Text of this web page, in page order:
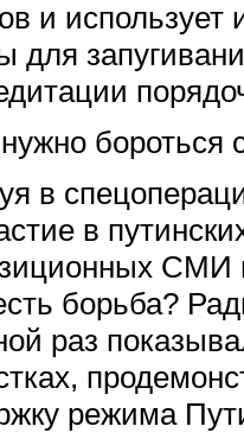
и
для
бороться
в
в
СМИ
борьба?
раз
режима